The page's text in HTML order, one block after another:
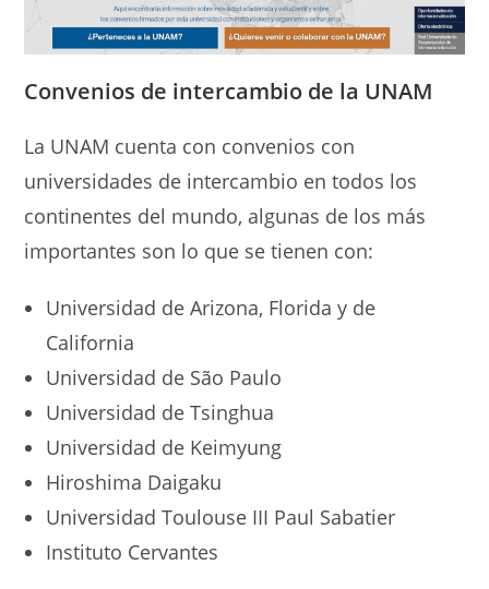
Convenios de intercambio de la UNAM
La UNAM cuenta con convenios con
universidades de intercambio en todos los
continentes del mundo, algunas de los más
importantes son lo que se tienen con:
Universidad de Arizona, Florida y de
California
Universidad de São Paulo
Universidad deTsinghua
Universidad de Keimyung
Hiroshima Daigaku
Universidad Toulouse III Paul Sabatier
Instituto Cervantes